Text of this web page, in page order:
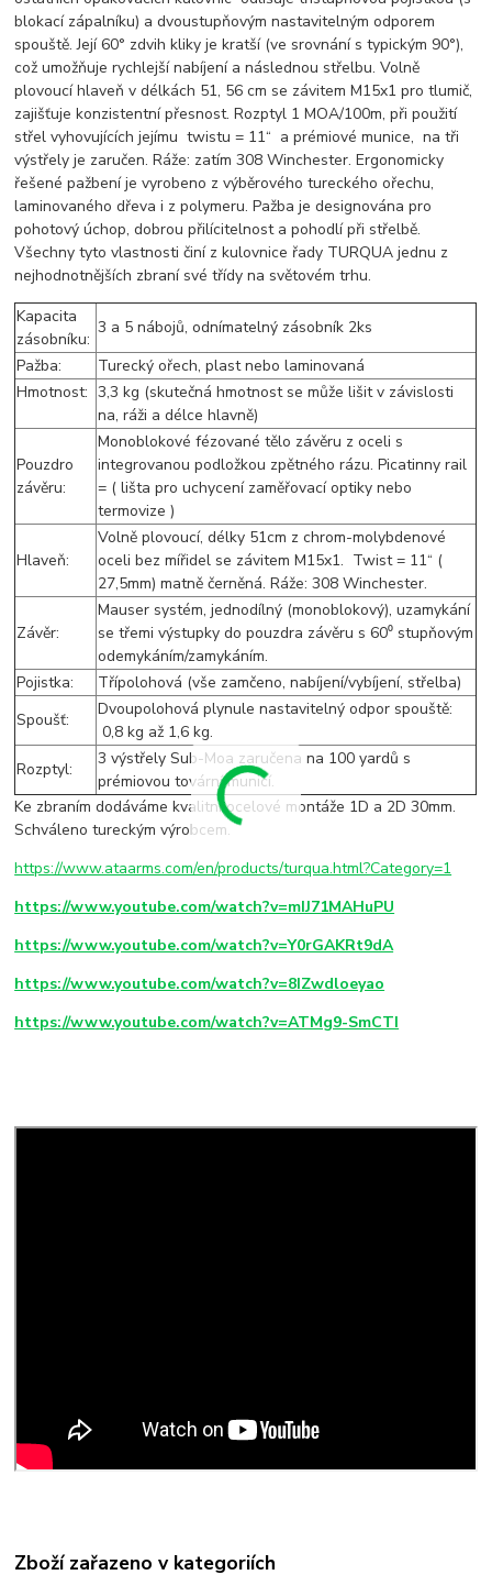
blokací zápalníku) a dvoustupňovým nastavitelným odporem
spouště. Její 60° zdvih kliky je kratší (ve srovnání s typickým 90°),
což umožňuje rychlejší nabíjení a následnou střelbu. Volně
plovoucí hlaveň v délkách 51, 56 cm se závitem M15x1 pro tlumič,
zajišťuje konzistentní přesnost. Rozptyl 1 MOA/100m, při použití
střel vyhovujících jejímu twistu = 11“ a prémiové munice, na tři
výstřely je zaručen. Ráže: zatím 308 Winchester. Ergonomicky
řešené pažbení je vyrobeno z výběrového tureckého ořechu,
laminovaného dřeva i z polymeru. Pažba je designována pro
pohotový úchop, dobrou přilícitelnost a pohodlí při střelbě.
Všechny tyto vlastnosti činí z kulovnice řady TURQUA jednu z
nejhodnotnějších zbraní své třídy na světovém trhu.
Kapacita
zásobníku:
3 a 5 nábojů, odnímatelný zásobník 2ks
Pažba:
Turecký ořech, plast nebo laminovaná
Hmotnost: 3,3 kg (skutečná hmotnost se může lišit v závislosti
na, ráži a délce hlavně)
Pouzdro
závěru:
Monoblokové fézované tělo závěru z oceli s
integrovanou podložkou zpětného rázu. Picatinny rail
= ( lišta pro uchycení zaměřovací optiky nebo
termovize )
Hlaveň:
Volně plovoucí, délky 51cm z chrom-molybdenové
oceli bez mířidel se závitem M15x1. Twist = 11“ (
27,5mm) matně černěná. Ráže: 308 Winchester.
Závěr:
Mauser systém, jednodílný (monoblokový), uzamykání
se třemi výstupky do pouzdra závěru s 60⁰ stupňovým
odemykáním/zamykáním.
Pojistka:
Třípolohová (vše zamčeno, nabíjení/vybíjení, střelba)
Spoušť:
Dvoupolohová plynule nastavitelný odpor spouště:
0,8 kg až 1,6 kg.
Rozptyl:
3 výstřely Sub-Moa zaručena na 100 yardů s
prémiovou tovární municí.
Ke zbraním dodáváme kvalitní ocelové montáže 1D a 2D 30mm.
Schváleno tureckým výrobcem.
https://www.ataarms.com/en/products/turqua.html?Category=1
https://www.youtube.com/watch?v=mIJ71MAHuPU
https://www.youtube.com/watch?v=Y0rGAKRt9dA
https://www.youtube.com/watch?v=8IZwdloeyao
https://www.youtube.com/watch?v=ATMg9-SmCTI
Zboží zařazeno v kategoriích